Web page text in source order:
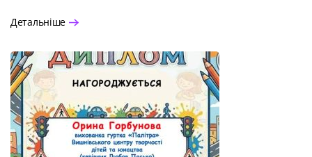
Детальніше